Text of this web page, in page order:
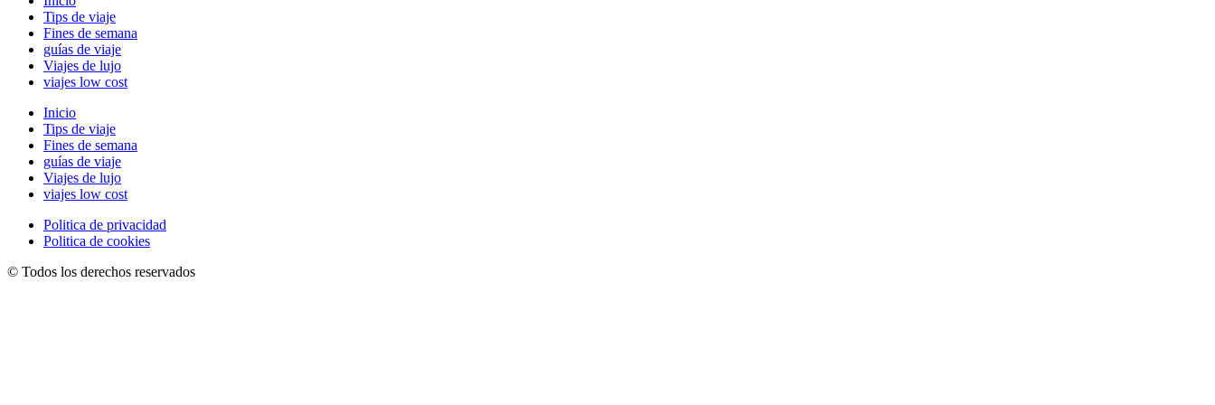
Tips de viaje
Fines de semana
guías de viaje
Viajes de lujo
viajes low cost
Inicio
Tips de viaje
Fines de semana
guías de viaje
Viajes de lujo
viajes low cost
Politica de privacidad
Politica de cookies
© Todos los derechos reservados